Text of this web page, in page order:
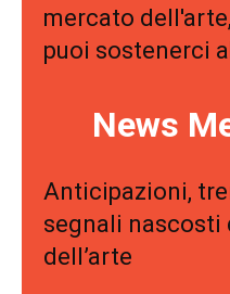
mercato dell'arte,
puoi sostenerci
News
Anticipazioni,
segnali nascosti
dell’arte